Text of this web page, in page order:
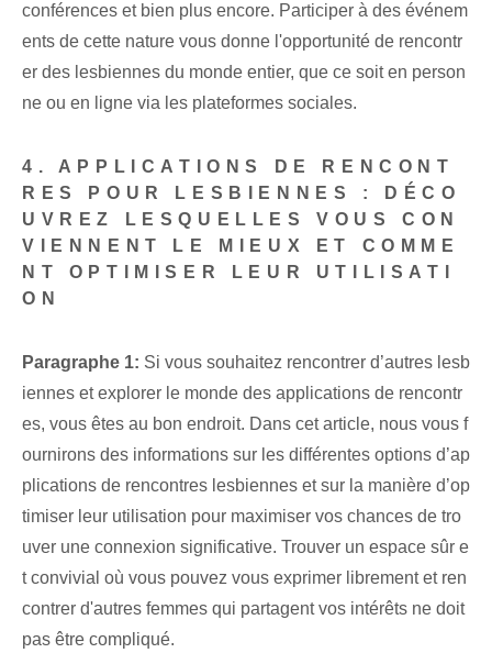
conférences et bien plus encore. Participer à des événem
ents de cette nature vous donne l'opportunité de rencontr
er des lesbiennes du monde entier, que ce soit en person
ne ou en ligne via les plateformes sociales.
4. APPLICATIONS DE RENCONT
RES POUR LESBIENNES : DÉCO
UVREZ LESQUELLES VOUS CON
VIENNENT LE MIEUX ET COMME
NT OPTIMISER LEUR UTILISATI
ON
Paragraphe 1: Si vous souhaitez rencontrer d’autres lesb
iennes et explorer le monde des applications de rencontr
es, vous êtes au bon endroit. Dans cet article, nous vous f
ournirons des informations sur les différentes options d’ap
plications de rencontres lesbiennes et sur la manière d’op
timiser leur utilisation pour maximiser vos chances de tro
uver une connexion significative. Trouver un espace sûr e
t convivial où vous pouvez vous exprimer librement et ren
contrer d'autres femmes qui partagent vos intérêts ne doit
pas être compliqué.